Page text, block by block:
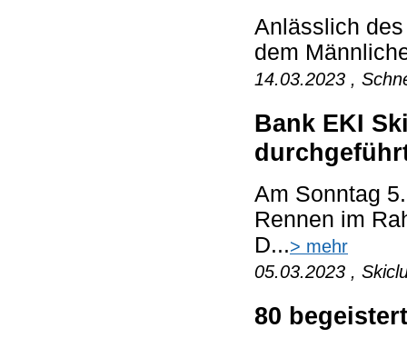
Anlässlich
dem
14.03.2023 ,
Bank EKI
Am Sonntag
Rennen im
D...> mehr
05.03.2023 ,
80